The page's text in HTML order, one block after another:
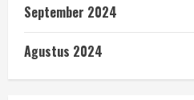
September 2024
Agustus 2024